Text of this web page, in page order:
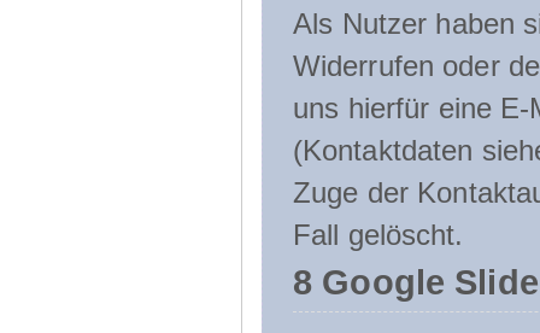
Als Nutzer haben
Widerrufen oder
uns hierfür eine
(Kontaktdaten
Zuge der
Fall gelöscht.
8 Google